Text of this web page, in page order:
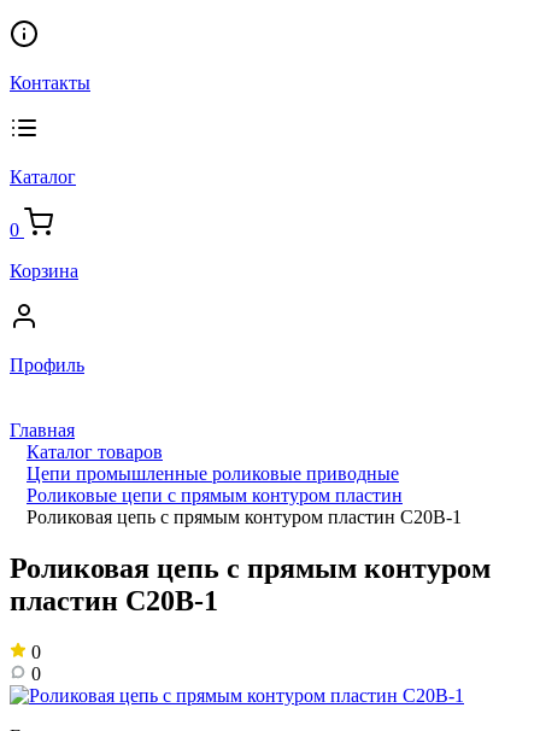
Контакты
Каталог
0
Корзина
Профиль
Главная
Каталог товаров
Цепи промышленные роликовые приводные
Роликовые цепи с прямым контуром пластин
Роликовая цепь с прямым контуром пластин C20B-1
Роликовая цепь с прямым контуром
пластин C20B-1
0
0